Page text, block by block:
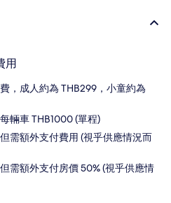
用
，成人約為 THB299，小童約為
輛車 THB1000 (單程)
但需額外支付費用 (視乎供應情況而
但需額外支付房價 50% (視乎供應情